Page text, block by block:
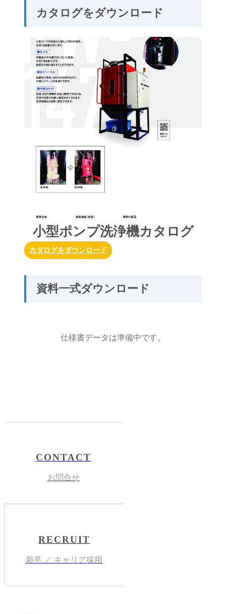
カタログをダウンロード
小型ポンプ洗浄機カタログ
カタログをダウンロード
資料一式ダウンロード
仕様書データは準備中です。
CONTACT
お問合せ
RECRUIT
新卒 ／ キャリア採用